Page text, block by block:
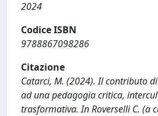
2024
Codice ISBN
9788867098286
Citazione
Catarci, M. (2024). Il contributo
ad una pedagogia critica,
trasformativa. In Roverselli C. (a